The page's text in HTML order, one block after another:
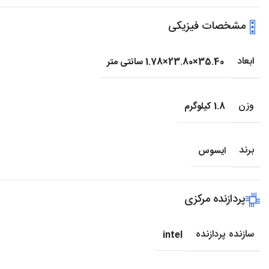
مشخصات فیزیکی
ابعاد 35.40×23.80×1.78 سانتی متر
وزن 1.8 کیلوگرم
برند ایسوس
پردازنده مرکزی
سازنده پردازنده intel